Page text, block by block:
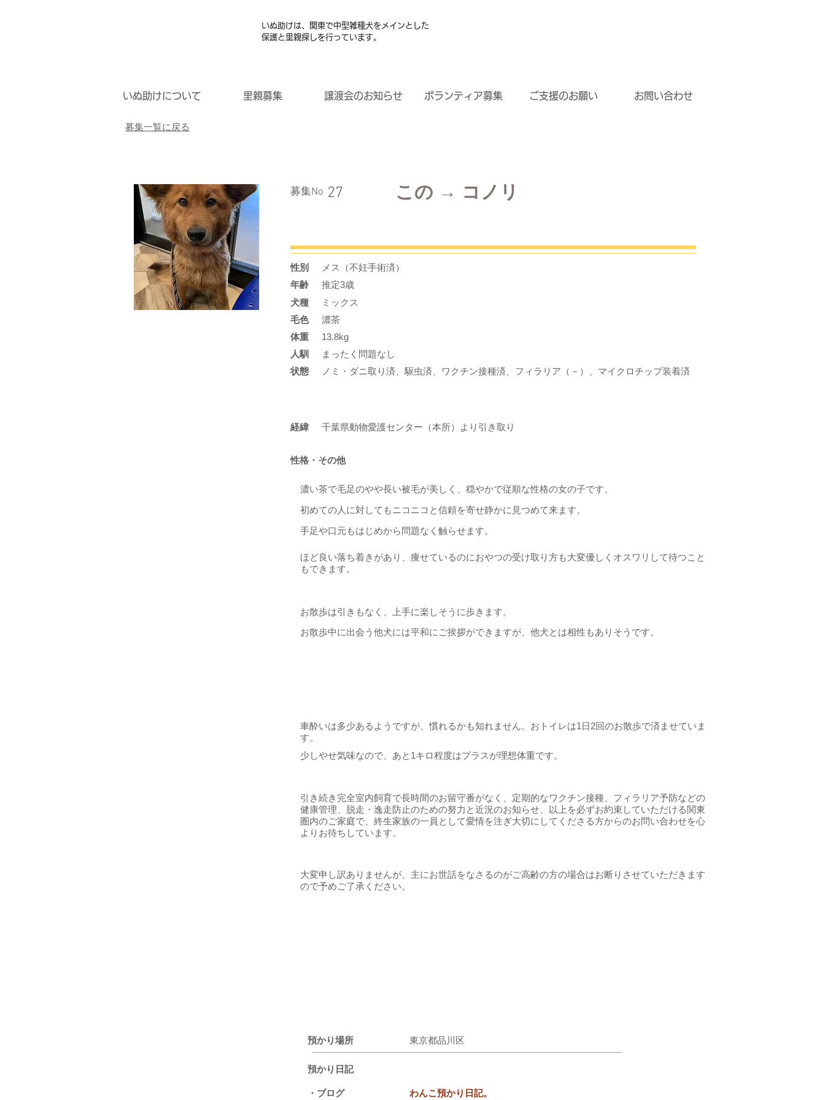
いぬ助けは、関東で中型雑種犬をメインとした
保護と里親探しを行っています。
いぬ助けについて 里親募集 譲渡会のお知らせ ボランティア募集 ご支援のお願い お問い合わせ
募集一覧に戻る
​募集No 27 この → コノリ
性別
メス（不妊手術済）
年齢
推定3歳
ミックス
​犬種
​毛色
濃茶
体重
13.8kg
人馴
まったく問題なし
状態
ノミ・ダニ取り済、駆虫済、ワクチン接種済、フィラリア（－）、マイクロチップ装着済
​経緯 千葉県動物愛護センター（本所）より引き取り
性格・その他
濃い茶で毛足のやや長い被毛が美しく、穏やかで従順な性格の女の子です。
初めての人に対してもニコニコと信頼を寄せ静かに見つめて来ます。
手足や口元もはじめから問題なく触らせます。
ほど良い落ち着きがあり、痩せているのにおやつの受け取り方も大変優しくオスワリして待つこと
もできます。
お散歩は引きもなく、上手に楽しそうに歩きます。
お散歩中に出会う他犬には平和にご挨拶ができますが、他犬とは相性もありそうです。
車酔いは多少あるようですが、慣れるかも知れません。おトイレは1日2回のお散歩で済ませていま
す。
少しやせ気味なので、あと1キロ程度はプラスが理想体重です。​
引き続き完全室内飼育で長時間のお留守番がなく、定期的なワクチン接種、フィラリア予防などの
健康管理、脱走・逸走防止のための努力と近況のお知らせ、以上を必ずお約束していただける関東
圏内のご家庭で、終生家族の一員として愛情を注ぎ大切にしてくださる方からのお問い合わせを心
よりお待ちしています。
大変申し訳ありませんが、主にお世話をなさるのがご高齢の方の場合はお断りさせていただきます
ので予めご了承ください。
預かり場所 東京都品川区
預かり日記
・ブログ
わんこ預かり日記。